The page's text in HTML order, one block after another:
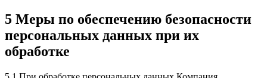
5 Меры по обеспечению безопасности
персональных данных при их
обработке